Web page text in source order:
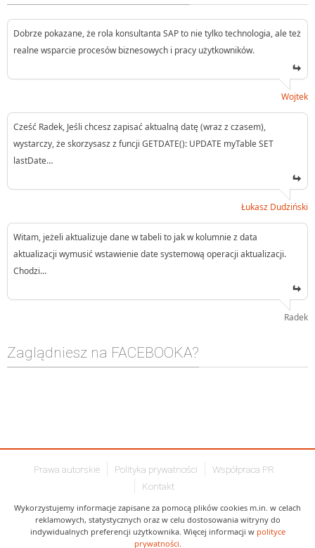
Dobrze pokazane, że rola konsultanta SAP to nie tylko technologia, ale też
realne wsparcie procesów biznesowych i pracy użytkowników.
Wojtek
Cześć Radek, Jeśli chcesz zapisać aktualną datę (wraz z czasem),
wystarczy, że skorzysasz z funcji GETDATE(): UPDATE myTable SET
lastDate…
Łukasz Dudziński
Witam, jeżeli aktualizuje dane w tabeli to jak w kolumnie z data
aktualizacji wymusić wstawienie date systemową operacji aktualizacji.
Chodzi…
Radek
Zaglądniesz na FACEBOOKA?
Prawa autorskie Polityka prywatności
Współpraca PR
Kontakt
Wykorzystujemy informacje zapisane za pomocą plików cookies m.in. w celach
reklamowych, statystycznych oraz w celu dostosowania witryny do
indywidualnych preferencji użytkownika. Więcej informacji w polityce
prywatności.